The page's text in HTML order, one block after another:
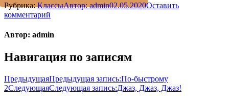
Рубрика:КлассыАвтор:admin02.05.2020Оставить
комментарий
Автор: admin
Навигация по записям
ПредыдущаяПредыдущая запись:По-быстрому
2СледующаяСледующая запись:Джаз, Джаз, Джаз!